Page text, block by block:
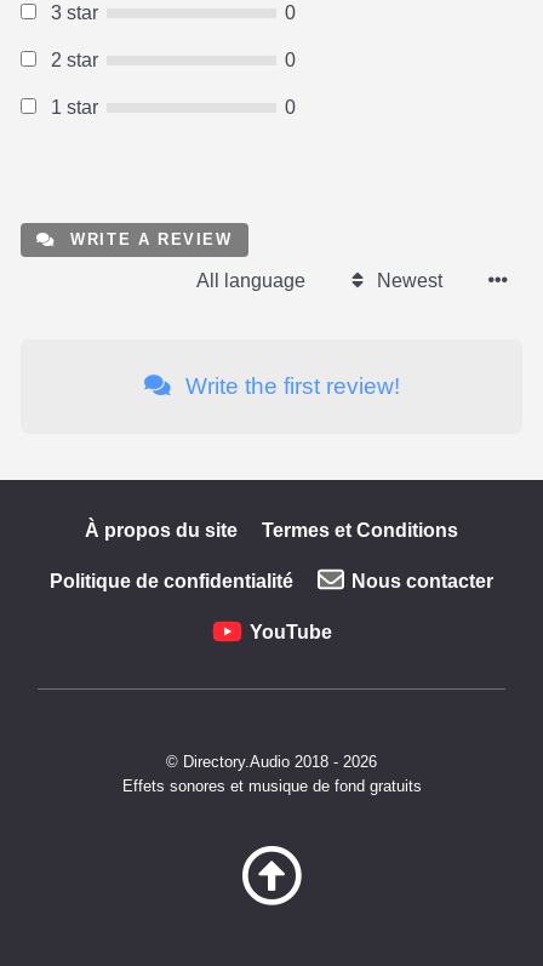
3 star 0
2 star 0
1 star 0
WRITE A REVIEW
All language Newest
Write the first review!
À propos du site Termes et Conditions
Politique de confidentialité Nous contacter
YouTube
© Directory.Audio 2018 - 2026
Effets sonores et musique de fond gratuits